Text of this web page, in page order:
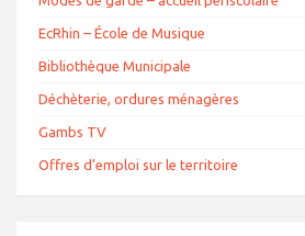
EcRhin – École de Musique
Bibliothèque Municipale
Déchèterie, ordures ménagères
Gambs TV
Offres d’emploi sur le territoire